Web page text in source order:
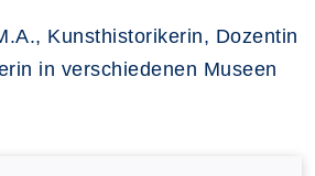
Kunsthistorikerin, Dozentin
in verschiedenen Museen